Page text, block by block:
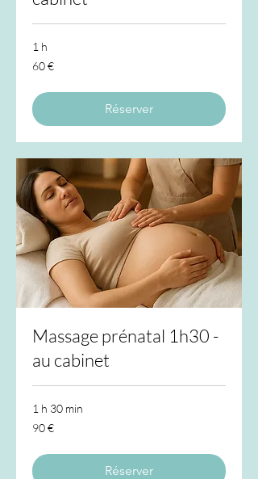
1 h
60
euros
60 €
Réserver
Massage prénatal 1h30 -
au cabinet
1 h 30 min
90
euros
90 €
Réserver